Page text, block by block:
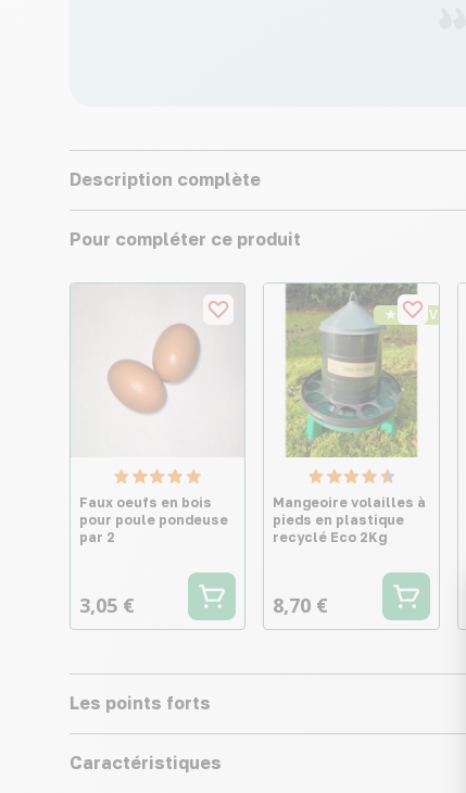
Description complète
Pour compléter ce produit
Faux oeufs en bois
pour poule pondeuse
par 2
3,05 €
★ Top Vente
Mangeoire volailles à
pieds en plastique
recyclé Eco 2Kg
8,70 €
Les points forts
Caractéristiques